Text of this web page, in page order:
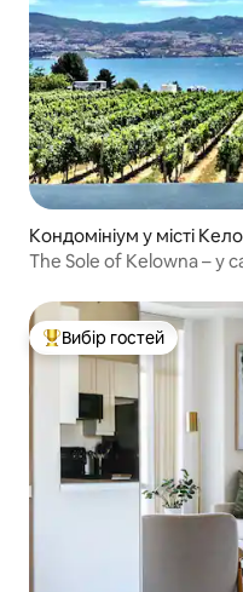
Кондомініум у місті
The Sole of Kelowna – у
Топ вибір гостей
Вибір гостей